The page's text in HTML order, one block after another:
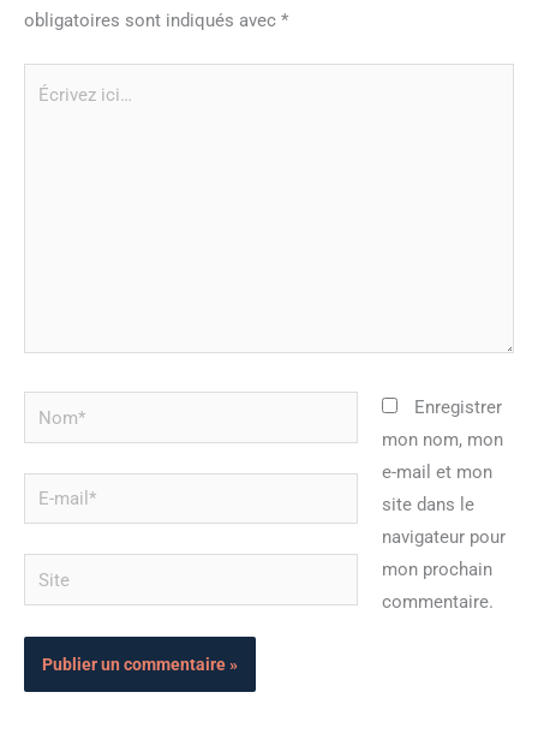
obligatoires sont indiqués avec *
Nom*
mail*
Site
Enregistrer
mon nom, mon
e-mail et mon
site dans le
navigateur pour
mon prochain
commentaire.